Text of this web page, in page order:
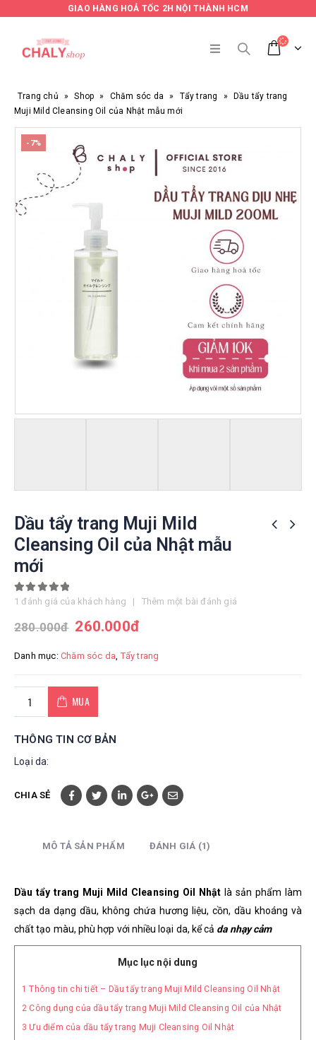
GIAO HÀNG HOẢ TỐC 2H NỘI THÀNH HCM
Trang chủ » Shop » Chăm sóc da » Tẩy trang »
Dầu tẩy trang
Muji Mild Cleansing Oil của Nhật mẫu mới
-7%
Dầu tẩy trang Muji Mild
Cleansing Oil của Nhật mẫu
mới
5.00out of 5
1 đánh giá của khách hàng | Thêm một bài đánh giá
280.000đ 260.000đ
Danh mục: Chăm sóc da, Tẩy trang
MUA
THÔNG TIN CƠ BẢN
Loại da:
CHIA SẺ
MÔ TẢ SẢN PHẨM ĐÁNH GIÁ (1)
Dầu tẩy trang Muji Mild Cleansing Oil Nhật là sản phẩm làm
sạch da dạng dầu, không chứa hương liệu, cồn, dầu khoáng và
chất tạo màu, phù hợp với nhiều loại da, kể cả da nhạy cảm
Mục lục nội dung
1 Thông tin chi tiết – Dầu tẩy trang Muji Mild Cleansing Oil Nhật
2 Công dụng của dầu tẩy trang Muji Mild Cleansing Oil của Nhật
3 Ưu điểm của dầu tẩy trang Muji Cleansing Oil Nhật